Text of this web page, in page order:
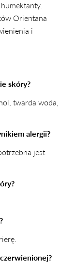
Orientana
i
skóry?
twarda woda,
alergii?
jest